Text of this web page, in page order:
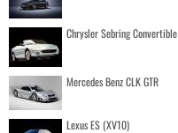
Chrysler Sebring Convertible
Mercedes Benz CLK GTR
Lexus ES (XV10)